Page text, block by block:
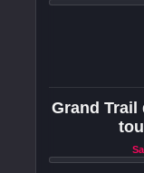
Grand Trail